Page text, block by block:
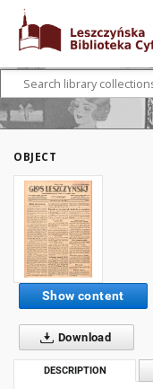
OBJECT
Show content
Download
DESCRIPTION